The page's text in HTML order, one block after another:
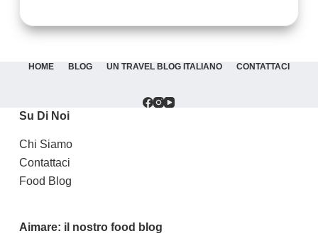
HOME BLOG UN TRAVEL BLOG ITALIANO CONTATTACI
Su Di Noi
Chi Siamo
Contattaci
Food Blog
Aimare: il nostro food blog